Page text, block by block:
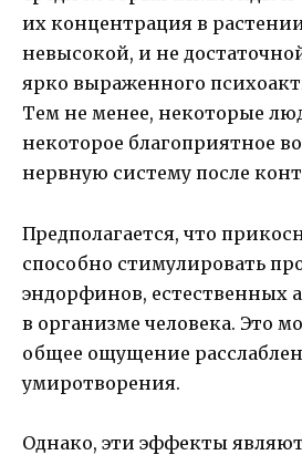
их концентрация в
невысокой, и не
ярко выраженного
Тем не менее, некоторые
некоторое благоприятное
нервную систему после
Предполагается, что
способно стимулировать
эндорфинов, естественных
в организме человека. Это
общее ощущение
умиротворения.
Однако, эти эффекты